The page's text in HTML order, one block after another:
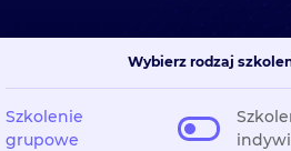
Wybierz rodzaj
Szkolenie
grupowe